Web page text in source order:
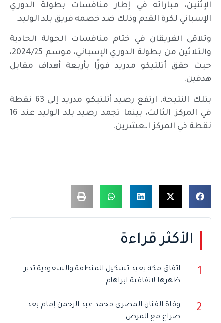
الإثنين، مباراته في إطار منافسات بطولة الدوري
الإسباني لكرة القدم وذلك ضد خصمه فريق بلد الوليد.
وتلاقى الفريقان في ختام منافسات الجولة الحادية
والثلاثين من بطولة الدوري الإسباني، موسم 2024/25،
حيث حقق أتلتيكو مدريد فوزًا بأربعة أهداف مقابل
هدفين.
بتلك النتيجة، ارتفع رصيد أتلتيكو مدريد إلى 63 نقطة
في المركز الثالث، بينما تجمد رصيد بلد الوليد عند 16
نقطة في المركز العشرين.
الأكثر قراءة
1
اتفاق مكة يعيد تشكيل المنطقة والسعودية تدير
ظهرها لاتفاقية ابراهام
2
وفاة الفنان المصري محمد عبد الرحمن إمام بعد
صراع مع المرض